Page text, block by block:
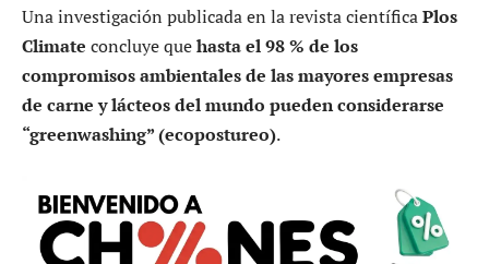
Una investigación publicada en la revista científicaPlos
Climate concluye quehasta el 98 % de los
compromisos ambientales de las mayores empresas
de carne y lácteos del mundo pueden considerarse
“greenwashing” (ecopostureo).